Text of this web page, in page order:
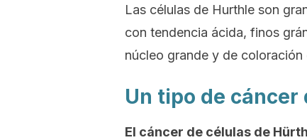
Las células de Hurthle son
con tendencia ácida, finos
núcleo grande y de coloración
Un tipo de cáncer
El cáncer de células de